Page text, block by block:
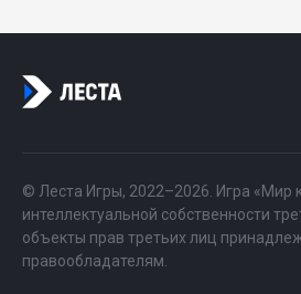
© Леста Игры, 2022–2026. Игра «Мир
интеллектуальной собственности
объекты прав третьих лиц
правообладателям.